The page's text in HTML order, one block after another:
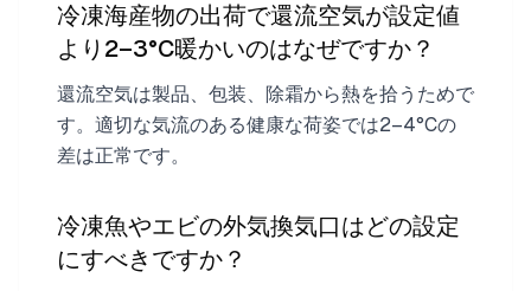
冷凍海産物の出荷で還流空気が設定値
より2–3°C暖かいのはなぜですか？
還流空気は製品、包装、除霜から熱を拾うためで
す。適切な気流のある健康な荷姿では2–4°Cの
差は正常です。
冷凍魚やエビの外気換気口はどの設定
にすべきですか？